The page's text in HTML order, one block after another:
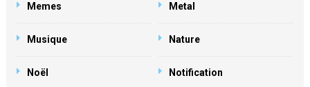
Memes Metal
Musique Nature
Noël Notification